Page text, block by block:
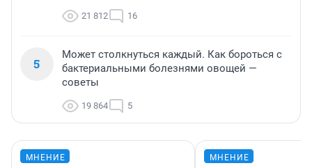
21 812 16
5
Может столкнуться каждый. Как бороться с
бактериальными болезнями овощей —
советы
19 864 5
МНЕНИЕ МНЕНИЕ